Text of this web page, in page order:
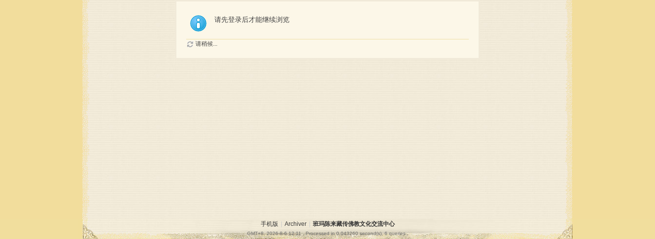
请先登录后才能继续浏览
请稍候...
手机版 Archiver 班玛陈来藏传佛教文化交流中心
GMT+8, 2026-8-6 12:11, Processed in 0.043260 second(s), 6 queries .